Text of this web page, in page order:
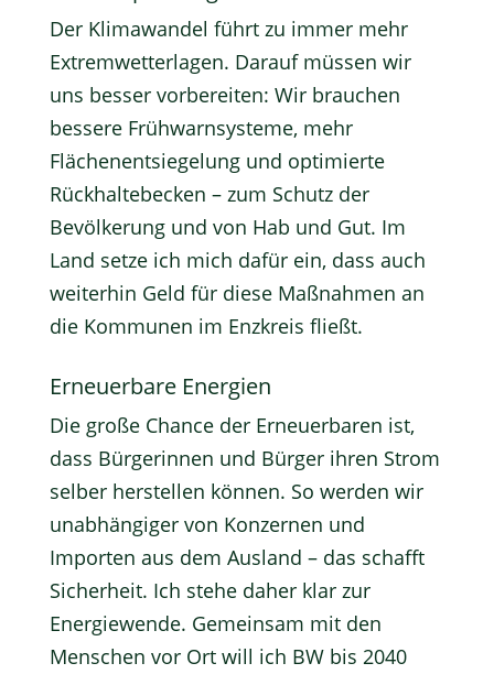
Der Klimawandel führt zu immer mehr
Extremwetterlagen. Darauf müssen wir
uns besser vorbereiten: Wir brauchen
bessere Frühwarnsysteme, mehr
Flächenentsiegelung und optimierte
Rückhaltebecken – zum Schutz der
Bevölkerung und von Hab und Gut. Im
Land setze ich mich dafür ein, dass auch
weiterhin Geld für diese Maßnahmen an
die Kommunen im Enzkreis fließt.
Erneuerbare Energien
Die große Chance der Erneuerbaren ist,
dass Bürgerinnen und Bürger ihren Strom
selber herstellen können. So werden wir
unabhängiger von Konzernen und
Importen aus dem Ausland – das schafft
Sicherheit. Ich stehe daher klar zur
Energiewende. Gemeinsam mit den
Menschen vor Ort will ich BW bis 2040